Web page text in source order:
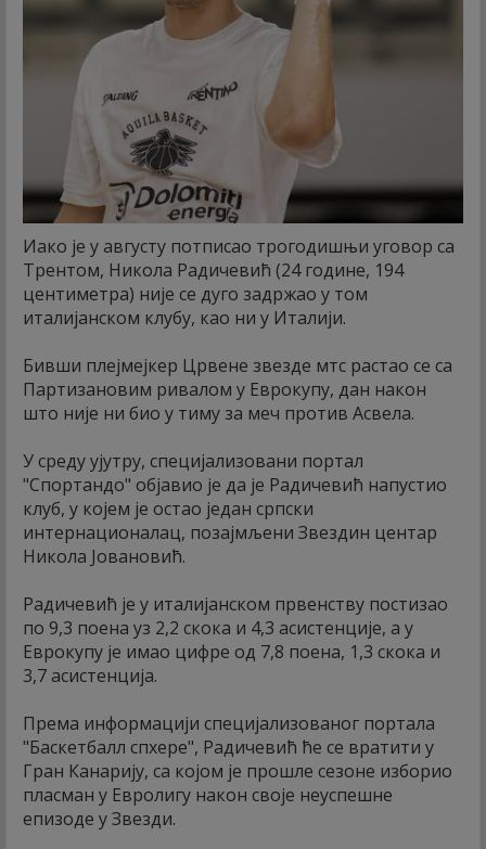
Иако је у августу потписао трогодишњи уговор са
Трентом, Никола Радичевић (24 године, 194
центиметра) није се дуго задржао у том
италијанском клубу, као ни у Италији.
Бивши плејмејкер Црвене звезде мтс растао се са
Партизановим ривалом у Еврокупу, дан након
што није ни био у тиму за меч против Асвела.
У среду ујутру, специјализовани портал
"Спортандо" објавио је да је Радичевић напустио
клуб, у којем је остао један српски
интернационалац, позајмљени Звездин центар
Никола Јовановић.
Радичевић је у италијанском првенству постизао
по 9,3 поена уз 2,2 скока и 4,3 асистенције, а у
Еврокупу је имао цифре од 7,8 поена, 1,3 скока и
3,7 асистенција.
Према информацији специјализованог портала
"Баскетбалл спхере", Радичевић ће се вратити у
Гран Канарију, са којом је прошле сезоне изборио
пласман у Евролигу након своје неуспешне
епизоде у Звезди.